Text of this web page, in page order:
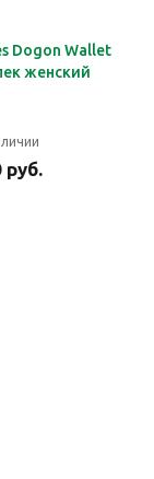
Dogon Wallet
женский
руб.